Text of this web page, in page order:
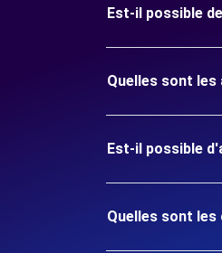
Est-il possible
Quelles sont les
Est-il possible
Quelles sont les